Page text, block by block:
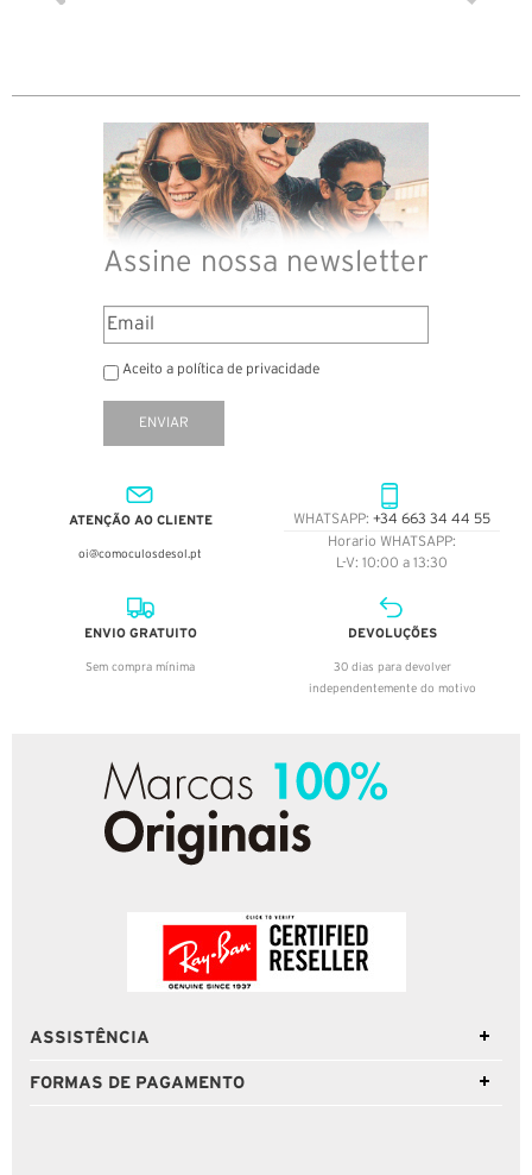
Assine nossa newsletter
Aceito a política de privacidade
ENVIAR
ATENÇÃO AO CLIENTE
oi@comoculosdesol.pt
WHATSAPP: +34 663 34 44 55
Horario WHATSAPP:
L-V: 10:00 a 13:30
ENVIO GRATUITO
Sem compra mínima
DEVOLUÇÕES
30 dias para devolver
independentemente do motivo
ASSISTÊNCIA
FORMAS DE PAGAMENTO